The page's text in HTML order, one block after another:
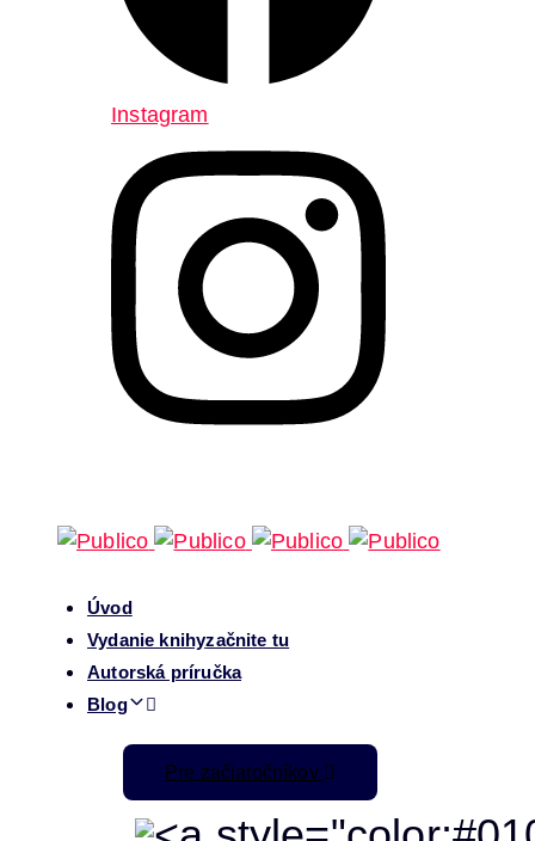
Instagram
Úvod
Vydanie knihyzačnite tu
Autorská príručka
Blog
Pre začiatočníkov